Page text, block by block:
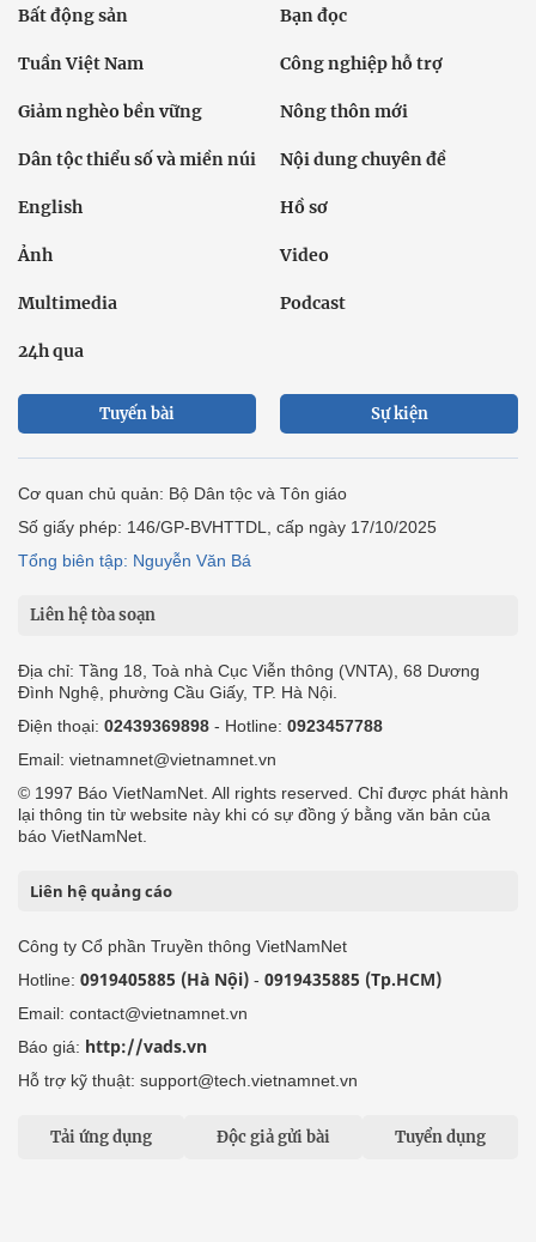
Bất động sản Bạn đọc
Tuần Việt Nam Công nghiệp hỗ trợ
Giảm nghèo bền vững Nông thôn mới
Dân tộc thiểu số và miền núi Nội dung chuyên đề
English Hồ sơ
Ảnh Video
Multimedia Podcast
24h qua
Tuyến bài Sự kiện
Cơ quan chủ quản: Bộ Dân tộc và Tôn giáo
Số giấy phép: 146/GP-BVHTTDL, cấp ngày 17/10/2025
Tổng biên tập: Nguyễn Văn Bá
Liên hệ tòa soạn
Địa chỉ: Tầng 18, Toà nhà Cục Viễn thông (VNTA), 68 Dương
Đình Nghệ, phường Cầu Giấy, TP. Hà Nội.
Điện thoại: 02439369898 - Hotline: 0923457788
Email: vietnamnet@vietnamnet.vn
© 1997 Báo VietNamNet. All rights reserved. Chỉ được phát hành
lại thông tin từ website này khi có sự đồng ý bằng văn bản của
báo VietNamNet.
Liên hệ quảng cáo
Công ty Cổ phần Truyền thông VietNamNet
Hotline: 0919405885 (Hà Nội) - 0919435885 (Tp.HCM)
Email: contact@vietnamnet.vn
Báo giá: http://vads.vn
Hỗ trợ kỹ thuật: support@tech.vietnamnet.vn
Tải ứng dụng Độc giả gửi bài Tuyển dụng